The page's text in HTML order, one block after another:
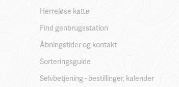
Herreløse katte
Find genbrugsstation
Åbningstider og kontakt
Sorteringsguide
Selvbetjening - bestillinger, kalender